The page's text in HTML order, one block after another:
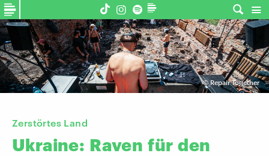
©Repair Together
Zerstörtes Land
Ukraine: Raven für den